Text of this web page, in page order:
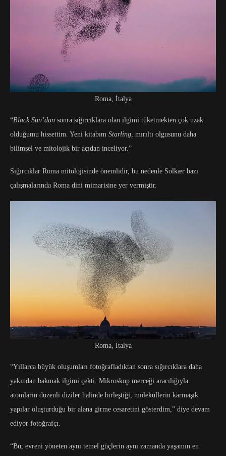
Roma, İtalya
“Black Sun’dan sonra sığırcıklara olan ilgimi tüketmekten çok uzak
olduğumu hissettim. Yeni kitabım Starling, mırıltı olgusunu daha
bilimsel ve mitolojik bir açıdan inceliyor.”
Sığırcıklar Roma mitolojisinde önemlidir, bu nedenle Solkær bazı
çalışmalarında Roma dini mimarisine yer vermiştir.
Roma, İtalya
“Yıllarca büyük oluşumları fotoğrafladıktan sonra sığırcıklara daha
yakından bakmak ilgimi çekti. Mikroskop merceği aracılığıyla
atomların düzenli diziler halinde birleştiği, moleküllerin karmaşık
yapılar oluşturduğu bir alana girme cesaretini gösterdim,” diye devam
ediyor fotoğrafçı.
“Bu, evreni yöneten aynı temel güçlerin aynı zamanda yaşamın en